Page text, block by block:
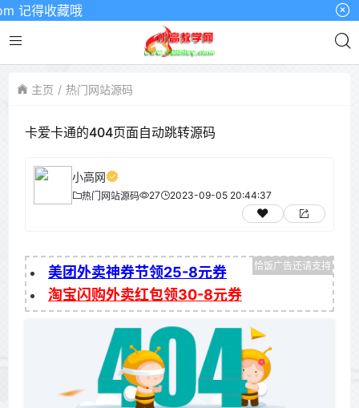
得收藏哦
主页 热门网站源码
卡爱卡通的404页面自动跳转源码
小高网
热门网站源码 27 2023-09-05 20:44:37
美团外卖神券节领25-8元券
淘宝闪购外卖红包领30-8元券